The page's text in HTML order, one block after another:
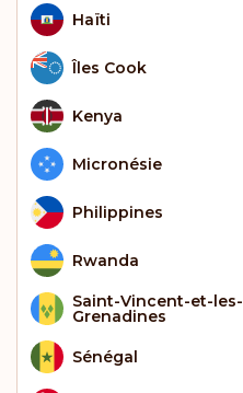
Haïti
Îles Cook
Kenya
Micronésie
Philippines
Rwanda
Saint-Vincent-et-les-
Grenadines
Sénégal